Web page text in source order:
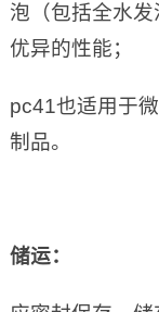
泡（包括全水
优异的性能；
pc41也适用于
制品。
储运：